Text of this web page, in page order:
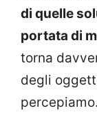
di quelle
portata di
torna
degli